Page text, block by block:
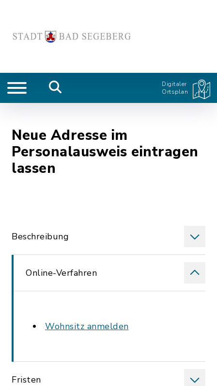
Digitaler
Ortsplan
Neue Adresse im
Personalausweis eintragen
lassen
Beschreibung
Online-Verfahren
Wohnsitz anmelden
Fristen